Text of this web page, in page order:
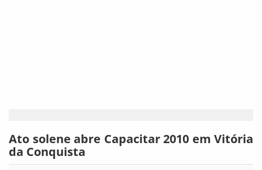
Ato solene abre Capacitar 2010 em Vitória
da Conquista